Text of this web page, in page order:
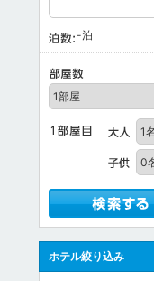
-泊
ホテル絞り込み